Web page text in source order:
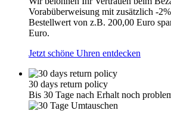
Vorabüberweisung mit zusätzlich -
Bestellwert von z.B. 200,00 Euro
Euro.
Jetzt schöne Uhren entdecken
30 days return policy
Bis 30 Tage nach Erhalt noch